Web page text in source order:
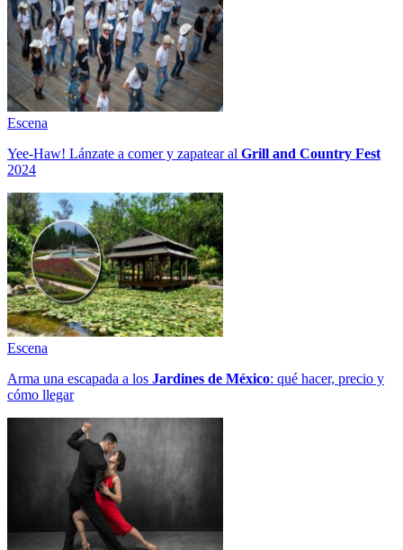
Escena
Yee-Haw! Lánzate a comer y zapatear al Grill and Country Fest
2024
Escena
Arma una escapada a los Jardines de México: qué hacer, precio y
cómo llegar